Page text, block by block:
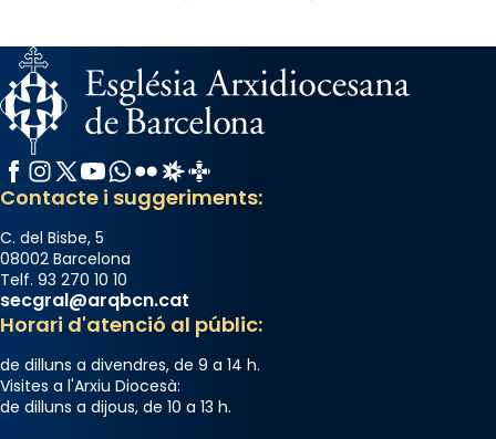
Facebook
Instagram
X / Twitter
YouTube
WhatsApp
FlickrRadio Estel
Catalunya Cristiana
Contacte i suggeriments:
C. del Bisbe, 5
08002 Barcelona
Telf. 93 270 10 10
secgral@arqbcn.cat
Horari d'atenció al públic:
de dilluns a divendres, de 9 a 14 h.
Visites a l'Arxiu Diocesà:
de dilluns a dijous, de 10 a 13 h.